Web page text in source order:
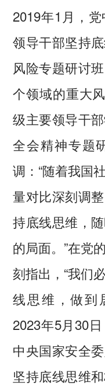
2019年1月，
领导干部坚持
风险专题研讨
个领域的重大
级主要领导干
全会精神专题
调：“随着我国
量对比深刻调
持底线思维，
的局面。”在党
刻指出，“我们
线思维，做到
2023年5月30
中央国家安全
坚持底线思维